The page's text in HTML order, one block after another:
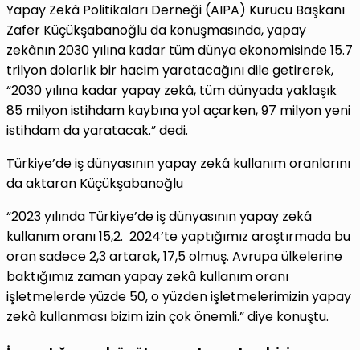
Yapay Zekâ Politikaları Derneği (AIPA) Kurucu Başkanı
Zafer Küçükşabanoğlu da konuşmasında, yapay
zekânın 2030 yılına kadar tüm dünya ekonomisinde 15.7
trilyon dolarlık bir hacim yaratacağını dile getirerek,
“2030 yılına kadar yapay zekâ, tüm dünyada yaklaşık
85 milyon istihdam kaybına yol açarken, 97 milyon yeni
istihdam da yaratacak.” dedi.
Türkiye’de iş dünyasının yapay zekâ kullanım oranlarını
da aktaran Küçükşabanoğlu
“2023 yılında Türkiye’de iş dünyasının yapay zekâ
kullanım oranı 15,2. 2024’te yaptığımız araştırmada bu
oran sadece 2,3 artarak, 17,5 olmuş. Avrupa ülkelerine
baktığımız zaman yapay zekâ kullanım oranı
işletmelerde yüzde 50, o yüzden işletmelerimizin yapay
zekâ kullanması bizim izin çok önemli.” diye konuştu.